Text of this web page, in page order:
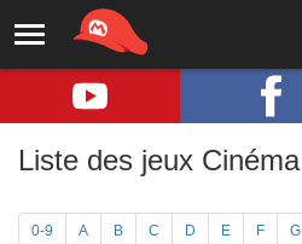
Liste des jeux Cinéma
0-9 A B C D E F G